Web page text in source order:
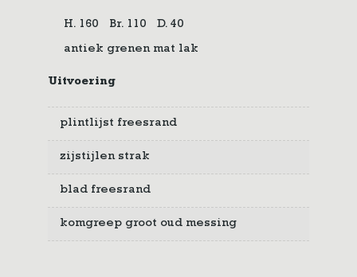
H. 160 Br. 110 D. 40
antiek grenen mat lak
Uitvoering
plintlijst freesrand
zijstijlen strak
blad freesrand
komgreep groot oud messing